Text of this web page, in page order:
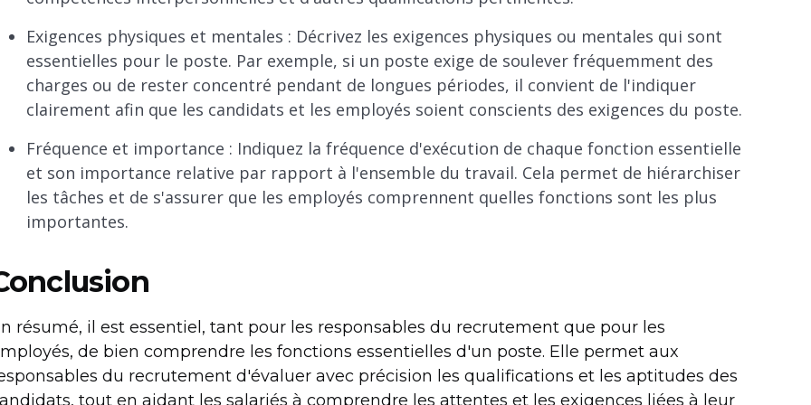
Exigences physiques et mentales : Décrivez les exigences physiques ou mentales qui sont
essentielles pour le poste. Par exemple, si un poste exige de soulever fréquemment des
charges ou de rester concentré pendant de longues périodes, il convient de l'indiquer
clairement afin que les candidats et les employés soient conscients des exigences du poste.
Fréquence et importance : Indiquez la fréquence d'exécution de chaque fonction essentielle
et son importance relative par rapport à l'ensemble du travail. Cela permet de hiérarchiser
les tâches et de s'assurer que les employés comprennent quelles fonctions sont les plus
importantes.
résumé, il est essentiel, tant pour les responsables du recrutement que pour les
de bien comprendre les fonctions essentielles d'un poste. Elle permet aux
du recrutement d'évaluer avec précision les qualifications et les aptitudes des
tout en aidant les salariés à comprendre les attentes et les exigences liées à leur